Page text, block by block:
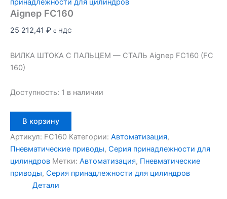
принадлежности для цилиндров
Aignep FC160
25 212,41 ₽ с НДС
ВИЛКА ШТОКА С ПАЛЬЦЕМ — СТАЛЬ Aignep FC160 (FC
160)
Доступность: 1 в наличии
товара
Aignep
FC160
В корзину
Артикул: FC160 Категории: Автоматизация,
Пневматические приводы, Серия принадлежности для
цилиндров Метки: Автоматизация, Пневматические
приводы, Серия принадлежности для цилиндров
Детали